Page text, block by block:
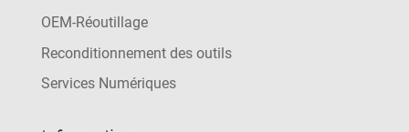
OEM-Réoutillage
Reconditionnement des outils
Services Numériques